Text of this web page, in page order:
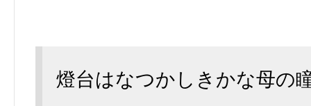
燈台はなつかしきかな母の